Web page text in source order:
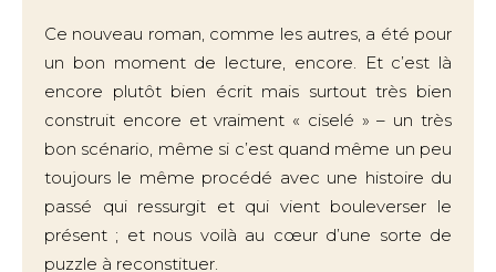
Ce nouveau roman, comme les autres, a été pour
un bon moment de lecture, encore. Et c’est là
encore plutôt bien écrit mais surtout très bien
construit encore et vraiment « ciselé » – un très
bon scénario, même si c’est quand même un peu
toujours le même procédé avec une histoire du
passé qui ressurgit et qui vient bouleverser le
présent ; et nous voilà au cœur d’une sorte de
puzzle à reconstituer.